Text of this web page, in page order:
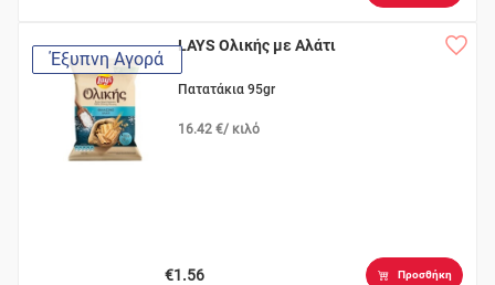
Έξυπνη Αγορά
LAYS Ολικής με Αλάτι
Πατατάκια 95gr
16.42 €/ κιλό
€1.56 Προσθήκη